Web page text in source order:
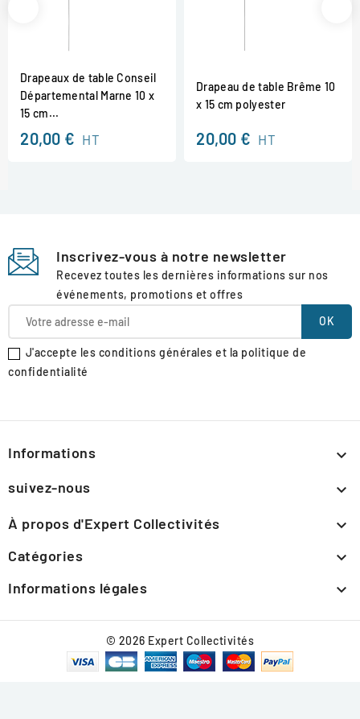
Drapeaux de table Conseil
Départemental Marne 10 x
15 cm...
20,00 € HT
Drapeau de table Brême 10
x 15 cm polyester
20,00 € HT
Inscrivez-vous à notre newsletter
Recevez toutes les dernières informations sur nos
événements, promotions et offres
J'accepte les conditions générales et la politique de
confidentialité
Informations 
suivez-nous 
À propos d'Expert Collectivités 
Catégories 
Informations légales 
© 2026 Expert Collectivités